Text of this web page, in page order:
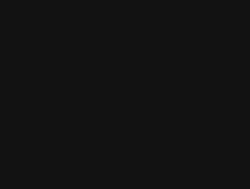
Dienste zu deaktivieren. Es kann
gerechnet werden, dass sich
dem Urteil
und damit künftig auch
anderer Bundesländer
werden.